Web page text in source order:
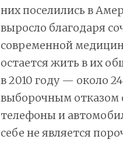
них поселились в
выросло благодаря
современной
остается жить в их
в 2010 году — около
выборочным отказом
телефоны и
себе не является